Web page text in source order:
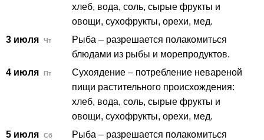
хлеб, вода, соль, сырые фрукты и
овощи, сухофрукты, орехи, мед.
3 июля
Чт
Рыба – разрешается полакомиться
блюдами из рыбы и морепродуктов.
4 июля
Пт
Сухоядение – потребление невареной
пищи растительного происхождения:
хлеб, вода, соль, сырые фрукты и
овощи, сухофрукты, орехи, мед.
5 июля
Сб
Рыба – разрешается полакомиться